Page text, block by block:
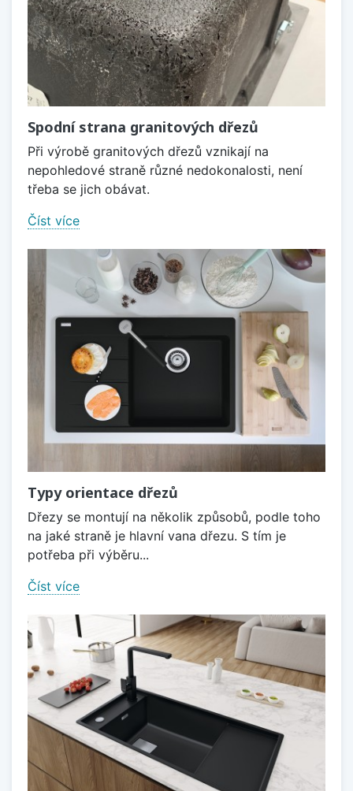
Spodní strana granitových dřezů
Při výrobě granitových dřezů vznikají na
nepohledové straně různé nedokonalosti, není
třeba se jich obávat.
Číst více
Typy orientace dřezů
Dřezy se montují na několik způsobů, podle toho
na jaké straně je hlavní vana dřezu. S tím je
potřeba při výběru...
Číst více